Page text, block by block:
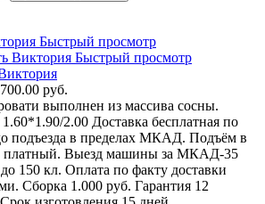
Быстрый просмотр
Быстрый просмотр
руб.
выполнен из массива сосны.
2.00 Доставка бесплатная по
подъезда в пределах МКАД. Подъём в
платный. Выезд машины за МКАД-35
150 кл. Оплата по факту доставки
Сборка 1.000 руб. Гарантия 12